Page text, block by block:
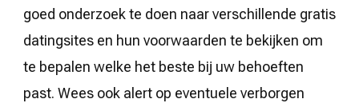
goed onderzoek te doen naar verschillende gratis
datingsites en hun voorwaarden te bekijken om
te bepalen welke het beste bij uw behoeften
past. Wees ook alert op eventuele verborgen